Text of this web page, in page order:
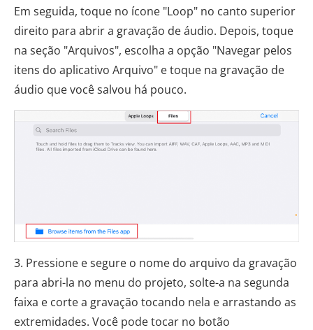
Em seguida, toque no ícone "Loop" no canto superior
direito para abrir a gravação de áudio. Depois, toque
na seção "Arquivos", escolha a opção "Navegar pelos
itens do aplicativo Arquivo" e toque na gravação de
áudio que você salvou há pouco.
3. Pressione e segure o nome do arquivo da gravação
para abri-la no menu do projeto, solte-a na segunda
faixa e corte a gravação tocando nela e arrastando as
extremidades. Você pode tocar no botão